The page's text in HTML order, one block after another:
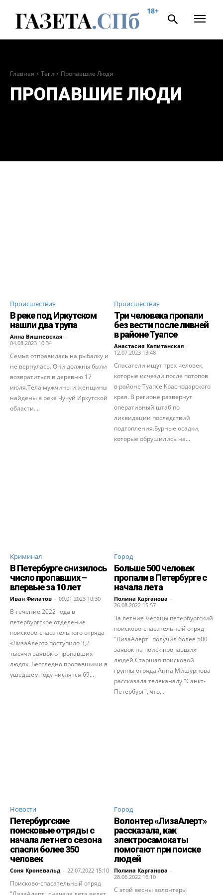
18+
Главная Теги Пропавшие Люди
ПРОПАВШИЕ ЛЮДИ
Происшествия
В реке под Иркутском
нашли два трупа
Анна Вишневская -
04.08.2023 10:34
Семья отправилась на рыбалку и
не вернулась. Они должны были
возвратиться в деревню 17
июля.Тела мужчины и женщины
найдены в реке Чучуй Иркутской
области....
Происшествия
Три человека пропали
без вести после ливней
в районе Туапсе
Анастасия Капитанская -
12.07.2023 13:48
Спасатели ищут трех человек,
которые исчезли после потопов
в районе Туапсе Краснодарского
края. В регионе развернут
оперативный штаб по
ликвидации последствий
подтопления.Бурные осадки,
которые обрушились на...
Криминал
В Петербурге снизилось
число пропавших –
впервые за 10 лет
Иван Филатов - 09.01.2023 10:30
В течение 2022 года в
петербургское отделение
поисково-спасательного отряда
«ЛизаАлерт» поступило 3,2
тысячи заявок о пропавших
людях. Бесследно пропавшими в
ушедшем году числятся 69...
Город
Больше 500 человек
пропали в Петербурге с
начала лета
Полина Карганова -
26.08.2022 15:57
За летние месяцы петербургский
поисково-спасательный отряд
"ЛизаАлерт" получил более 500
заявок на поиск пропавших
людей.Старшая поисковой
группы отряда Анна Мишурнова
рассказала телеканалу "Санкт-
Петербург", что...
Новости
Петербургские
поисковые отряды с
начала летнего сезона
спасли более 350
человек
Соня Кроневальд - 22.07.2022 15:10
Поисково-спасательный отряд
Город
Волонтер «ЛизаАлерт»
рассказала, как
электросамокаты
помогают при поиске
людей
Полина Карганова -
28.06.2022 16:10
С этой весны волонтеры